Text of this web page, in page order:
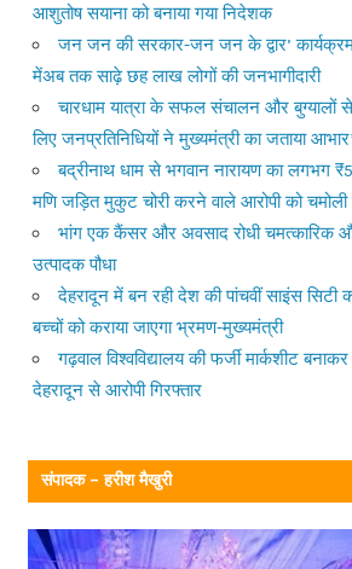
आशुतोष सयाना को बनाया गया निदेशक
जन जन की सरकार-जन जन के द्वार’
मेंअब तक साढ़े छह लाख लोगों की जनभागीदारी
चारधाम यात्रा के सफल संचालन और बुग्यालों
लिए जनप्रतिनिधियों ने मुख्यमंत्री का जताया
बद्रीनाथ धाम से भगवान नारायण का लगभग
मणि जड़ित मुकुट चोरी करने वाले आरोपी को चमोली
भांग एक कैंसर और अवसाद रोधी चमत्कारिक
उत्पादक पौधा
देहरादून में बन रही देश की पांचवीं साइंस
बच्चों को कराया जाएगा भ्रमण-मुख्यमंत्री
गढ़वाल विश्वविद्यालय की फर्जी मार्कशीट
देहरादून से आरोपी गिरफ्तार
संपादक – हरीश मैखुरी